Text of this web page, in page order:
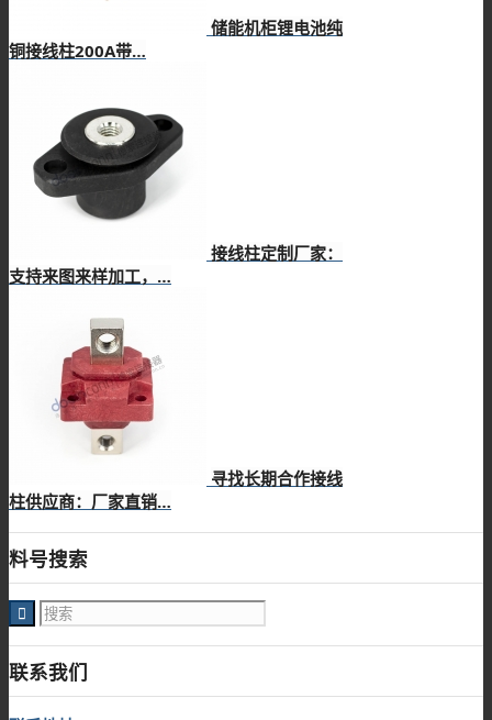
储能机柜锂电池纯
铜接线柱200A带…
接线柱定制厂家：
支持来图来样加工，…
寻找长期合作接线
柱供应商：厂家直销…
料号搜索
联系我们